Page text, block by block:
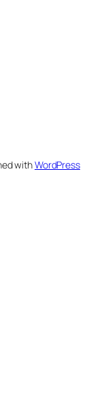
withWordPress